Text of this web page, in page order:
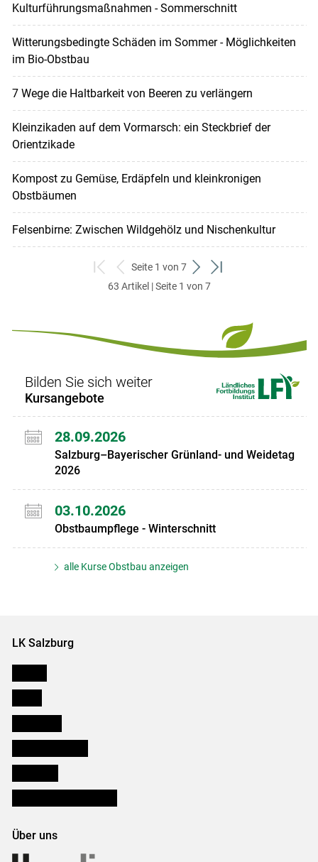
Kulturführungsmaßnahmen - Sommerschnitt
Witterungsbedingte Schäden im Sommer - Möglichkeiten
im Bio-Obstbau
7 Wege die Haltbarkeit von Beeren zu verlängern
Kleinzikaden auf dem Vormarsch: ein Steckbrief der
Orientzikade
Kompost zu Gemüse, Erdäpfeln und kleinkronigen
Obstbäumen
Felsenbirne: Zwischen Wildgehölz und Nischenkultur
zum
ersten
zurück
zum
Seite 1 von 7
weiter
zum
zum
63 Artikel | Seite 1 von 7
Bilden Sie sich weiter
Kursangebote
28.09.2026
Salzburg–Bayerischer Grünland- und Weidetag
2026
03.10.2026
Obstbaumpflege - Winterschnitt
alle Kurse Obstbau anzeigen
LK Salzburg
Über uns